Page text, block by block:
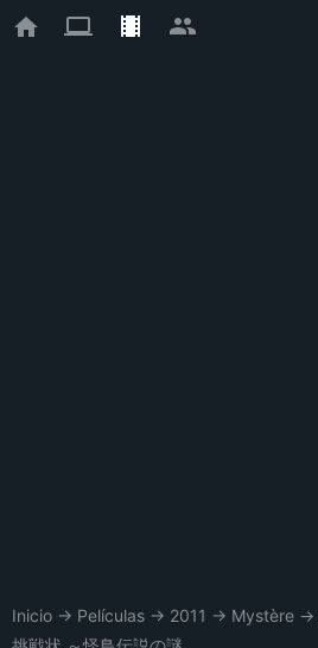
Inicio → Películas → 2011 → Mystère →